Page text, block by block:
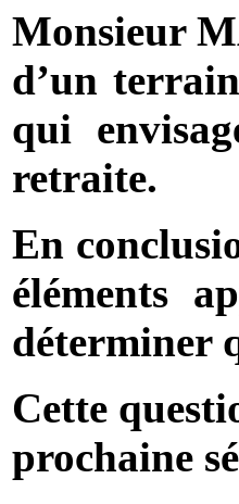
Monsieur
d’un
qui
retraite.
En
éléments
déterminer
Cette
prochaine